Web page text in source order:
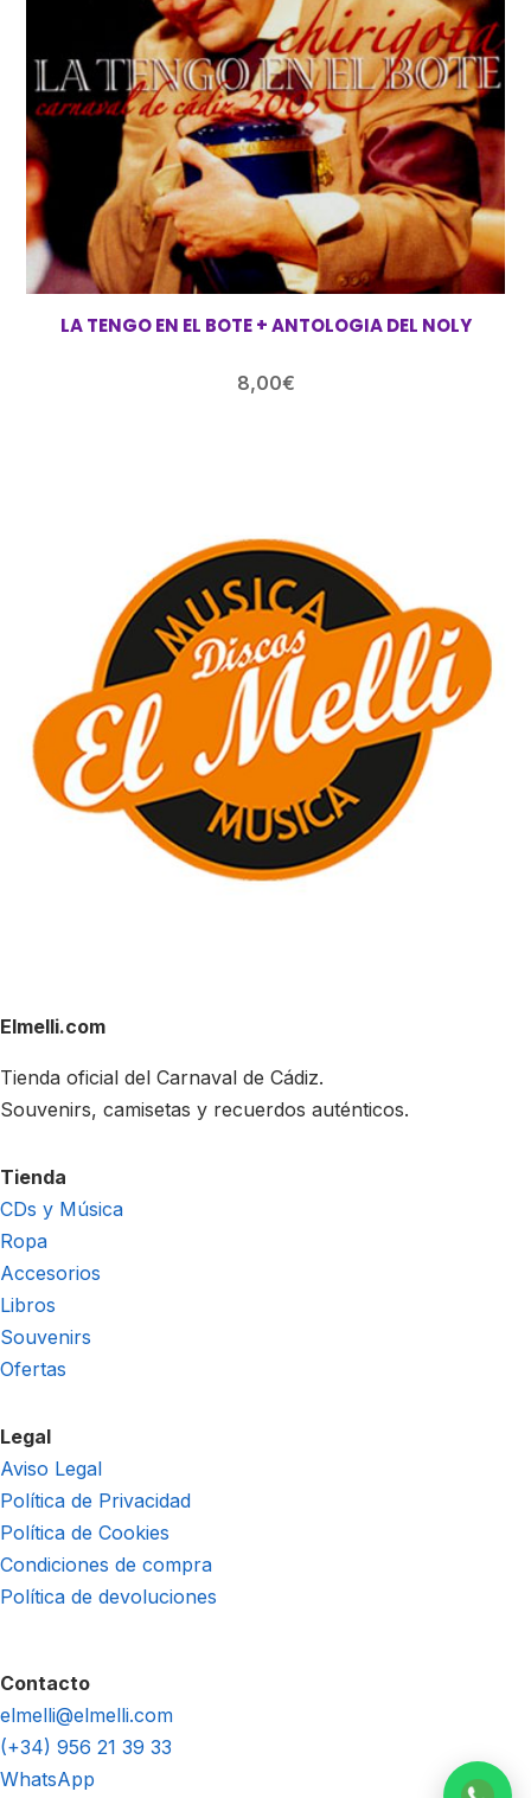
LA TENGO EN EL BOTE + ANTOLOGIA DEL NOLY
8,00€
Elmelli.com
Tienda oficial del Carnaval de Cádiz.
Souvenirs, camisetas y recuerdos auténticos.
Tienda
CDs y Música
Ropa
Accesorios
Libros
Souvenirs
Ofertas
Legal
Aviso Legal
Política de Privacidad
Política de Cookies
Condiciones de compra
Política de devoluciones
Contacto
elmelli@elmelli.com
(+34) 956 21 39 33
WhatsApp